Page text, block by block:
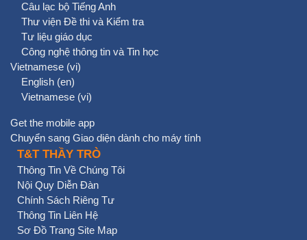
Câu lạc bộ Tiếng Anh
Thư viện Đề thi và Kiểm tra
Tư liệu giáo dục
Công nghệ thông tin và Tin học
Vietnamese ‎(vi)‎
English ‎(en)‎
Vietnamese ‎(vi)‎
Get the mobile app
Chuyển sang Giao diện dành cho máy tính
T&T THẦY TRÒ
Thông Tin Về Chúng Tôi
Nội Quy Diễn Đàn
Chính Sách Riêng Tư
Thông Tin Liên Hệ
Sơ Đồ Trang Site Map